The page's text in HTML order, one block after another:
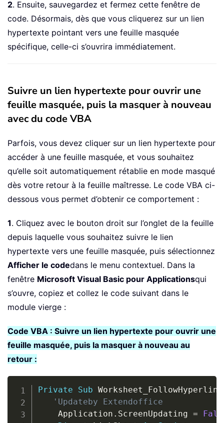
2. Ensuite, sauvegardez et fermez cette fenêtre de
code. Désormais, dès que vous cliquerez sur un lien
hypertexte pointant vers une feuille masquée
spécifique, celle-ci s’ouvrira immédiatement.
Suivre un lien hypertexte pour ouvrir une
feuille masquée, puis la masquer à nouveau
avec du code VBA
Parfois, vous devez cliquer sur un lien hypertexte pour
accéder à une feuille masquée, et vous souhaitez
qu’elle soit automatiquement rétablie en mode masqué
dès votre retour à la feuille maîtresse. Le code VBA ci-
dessous vous permet d’obtenir ce comportement :
1. Cliquez avec le bouton droit sur l’onglet de la feuille
depuis laquelle vous souhaitez suivre le lien
hypertexte vers une feuille masquée, puis sélectionnez
Afficher le codedans le menu contextuel. Dans la
fenêtre Microsoft Visual Basic pour Applicationsqui
s’ouvre, copiez et collez le code suivant dans le
module vierge :
Code VBA : Suivre un lien hypertexte pour ouvrir une
feuille masquée, puis la masquer à nouveau au
retour :
Private Sub Worksheet_FollowHyperlink
'Updateby Extendoffice
    Application
. ScreenUpdating =
Copy